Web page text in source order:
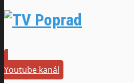
Youtube kanál